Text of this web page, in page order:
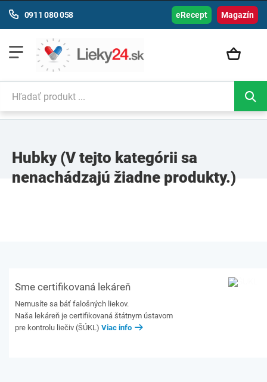
Magazín
0911 080 058 eRecept
Hubky (V tejto kategórii sa
nenachádzajú žiadne produkty.)
Sme certifikovaná lekáreň
Nemusíte sa báť falošných liekov.
Naša lekáreň je certifikovaná štátnym ústavom
pre kontrolu liečiv (ŠÚKL) Viac info